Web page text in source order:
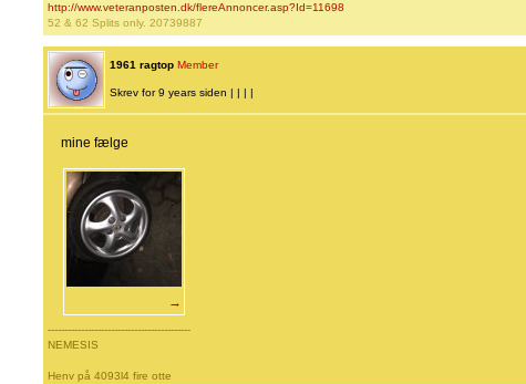
http://www.veteranposten.dk/flereAnnoncer.asp?Id=11698
52 & 62 Splits only. 20739887
1961 ragtop Member
Skrev for 9 years siden | | | |
mine fælge
→
-------------------------------------------
NEMESIS
Henv på 4093l4 fire otte